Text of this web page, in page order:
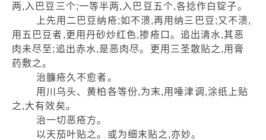
两,入巴豆三个;一等半两,入巴豆五个,各捻作白锭子。
上先用二巴豆纳疮;如不溃,再用纳三巴豆;又不溃,
用五巴豆者,更用丹砂炒红色,掺疮口。追出清水,其恶
肉未尽至;追出赤水,是恶肉尽。更用三圣散贴之,用膏
药敷之。
治臁疮久不愈者。
用川乌头、黄柏各等份,为末,用唾津调,涂纸上贴
之,大有效矣。
治一切恶疮方。
以天茄叶贴之。或为细末贴之,亦妙。